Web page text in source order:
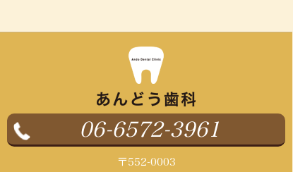
06-6572-3961
〒552-0003